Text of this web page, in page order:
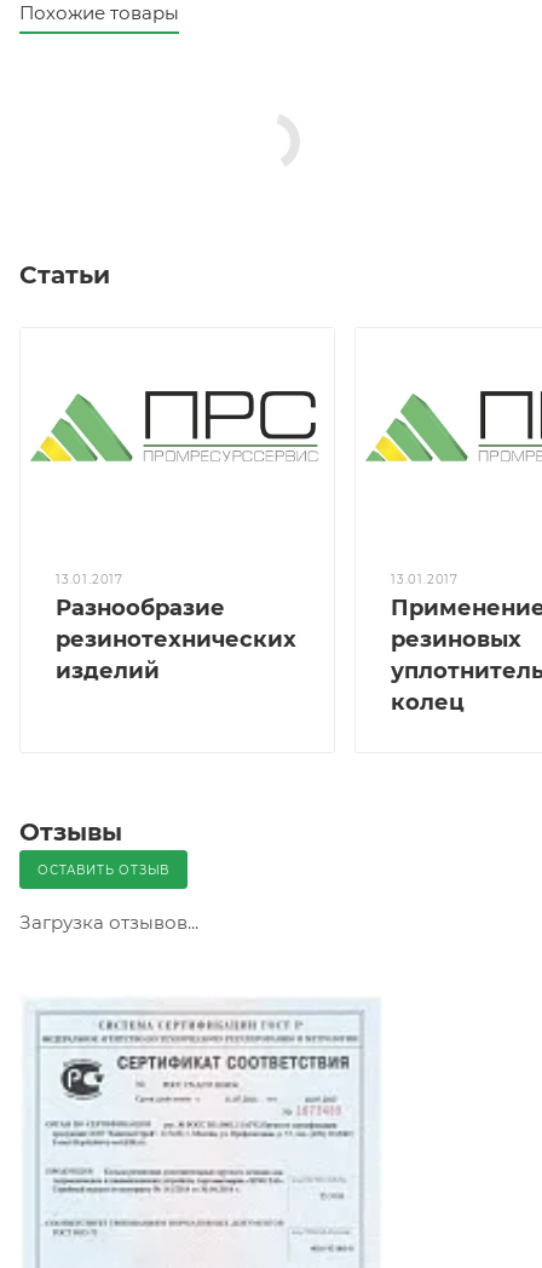
Похожие товары
Статьи
13.01.2017
Разнообразие
резинотехнических
изделий
13.01.2017
резиновых
колец
Отзывы
ОСТАВИТЬ ОТЗЫВ
Загрузка отзывов...